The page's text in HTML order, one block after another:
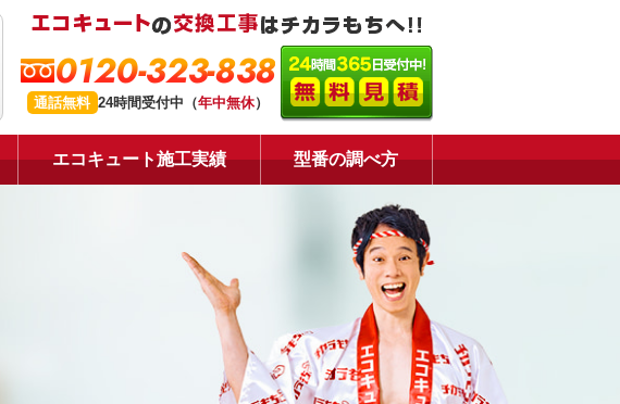
0120-323-838
通話無料 24時間受付中（年中無休）
エコキュート施工実績 型番の調べ方